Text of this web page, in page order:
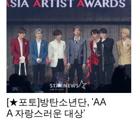
[★포토]방탄소년단, 'AA
A 자랑스러운 대상'